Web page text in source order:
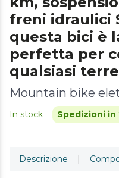
freni idraulici
questa bici è
perfetta per
qualsiasi
Mountain bike
In stock Spedizioni in
Descrizione |